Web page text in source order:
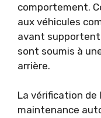
comportement.
aux véhicules
avant
sont soumis à
arrière.
La vérification
maintenance